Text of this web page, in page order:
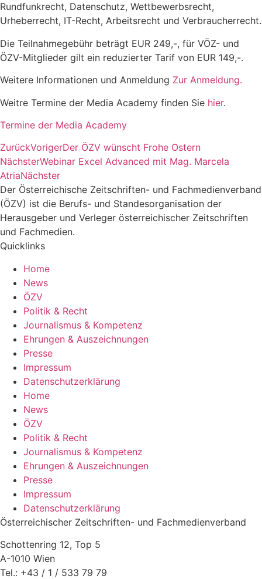
Rundfunkrecht, Datenschutz, Wettbewerbsrecht,
Urheberrecht, IT-Recht, Arbeitsrecht und Verbraucherrecht.
Die Teilnahmegebühr beträgt EUR 249,-, für VÖZ- und
ÖZV-Mitglieder gilt ein reduzierter Tarif von EUR 149,-.
Weitere Informationen und Anmeldung Zur Anmeldung.
Weitre Termine der Media Academy finden Sie hier.
Termine der Media Academy
ZurückVorigerDer ÖZV wünscht Frohe Ostern
NächsterWebinar Excel Advanced mit Mag. Marcela
AtriaNächster
Der Österreichische Zeitschriften- und Fachmedienverband
(ÖZV) ist die Berufs- und Standesorganisation der
Herausgeber und Verleger österreichischer Zeitschriften
und Fachmedien.
Quicklinks
Home
News
ÖZV
Politik & Recht
Journalismus & Kompetenz
Ehrungen & Auszeichnungen
Presse
Impressum
Datenschutzerklärung
Home
News
ÖZV
Politik & Recht
Journalismus & Kompetenz
Ehrungen & Auszeichnungen
Presse
Impressum
Datenschutzerklärung
Österreichischer Zeitschriften- und Fachmedienverband
Schottenring 12, Top 5
A-1010 Wien
Tel.: +43 / 1 / 533 79 79